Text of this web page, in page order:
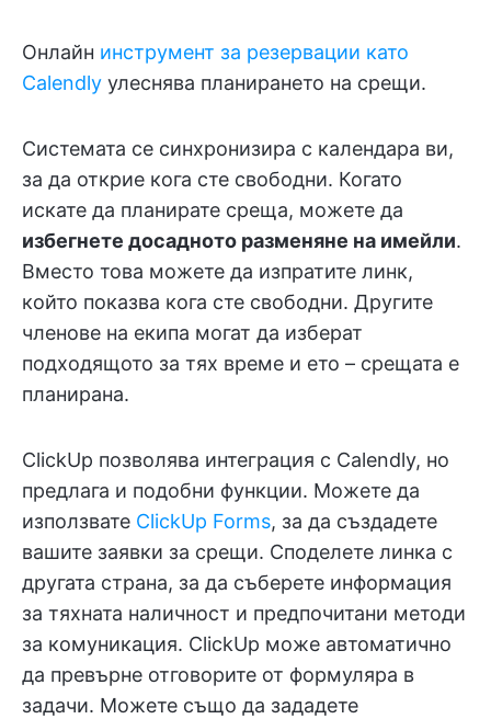
Онлайн инструмент за резервации като
Calendly улеснява планирането на срещи.
Системата се синхронизира с календара ви,
за да открие кога сте свободни. Когато
искате да планирате среща, можете да
избегнете досадното разменяне на имейли.
Вместо това можете да изпратите линк,
който показва кога сте свободни. Другите
членове на екипа могат да изберат
подходящото за тях време и ето – срещата е
планирана.
ClickUp позволява интеграция с Calendly, но
предлага и подобни функции. Можете да
използвате ClickUp Forms, за да създадете
вашите заявки за срещи. Споделете линка с
другата страна, за да съберете информация
за тяхната наличност и предпочитани методи
за комуникация. ClickUp може автоматично
да превърне отговорите от формуляра в
задачи. Можете също да зададете